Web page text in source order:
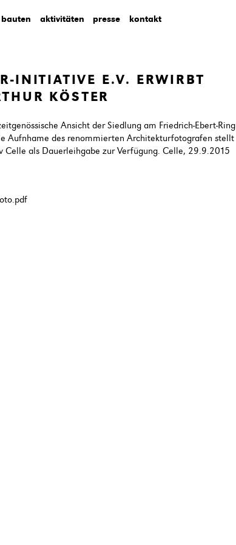
bauten aktivitäten presse kontakt
INITIATIVE E.V. ERWIRBT
KÖSTER
Ansicht der Siedlung am Friedrich-Ebert-Ring
Aufnhame des renommierten Architekturfotografen stellt
Celle als Dauerleihgabe zur Verfügung. Celle, 29.9.2015